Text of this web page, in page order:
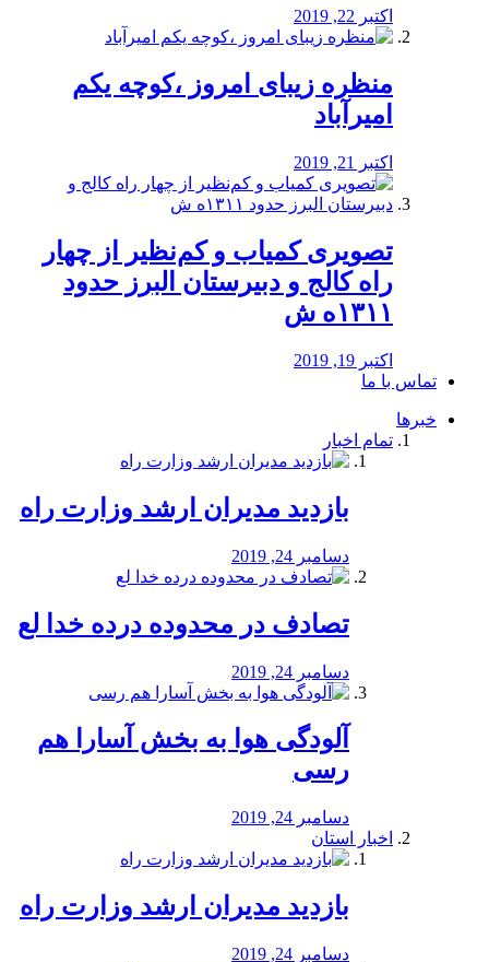
اکتبر 22, 2019
منظره‌‌ زیبای امروز ،کوچه یکم
امیرآباد
اکتبر 21, 2019
️تصویری کمیاب و کم‌نظیر از چهار
راه كالج و دبيرستان البرز حدود
۱۳۱۱ه ش
اکتبر 19, 2019
تماس با ما
خبرها
تمام اخبار
بازدید مدیران ارشد وزارت راه
دسامبر 24, 2019
تصادف در محدوده درده خدا لع
دسامبر 24, 2019
آلودگی هوا به بخش آسارا هم
رسی
دسامبر 24, 2019
اخبار استان
بازدید مدیران ارشد وزارت راه
دسامبر 24, 2019